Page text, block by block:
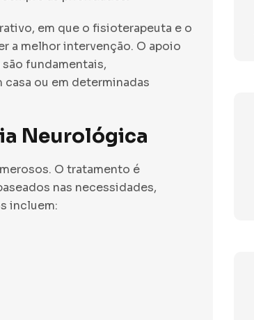
em que o fisioterapeuta e o
a melhor intervenção. O apoio
fundamentais,
ou em determinadas
Neurológica
O tratamento é
nas necessidades,
incluem: